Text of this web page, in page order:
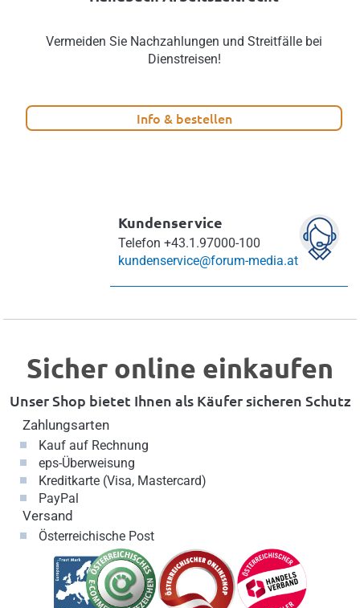
Vermeiden Sie Nachzahlungen und Streitfälle bei
Dienstreisen!
Info & bestellen
Kundenservice
Telefon +43.1.97000-100
kundenservice@forum-media.at
Sicher online einkaufen
Unser Shop bietet Ihnen als Käufer sicheren Schutz
Zahlungsarten
Kauf auf Rechnung
eps-Überweisung
Kreditkarte (Visa, Mastercard)
PayPal
Versand
Österreichische Post